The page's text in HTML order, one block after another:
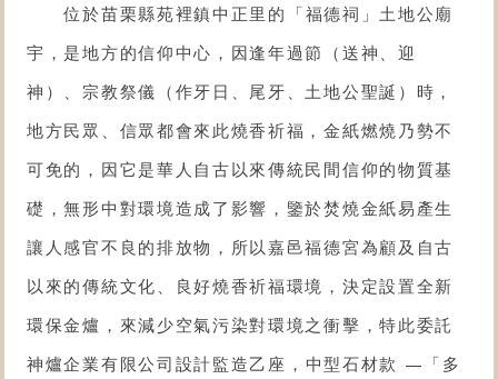
位於苗栗縣苑裡鎮中正里的「福德祠 」土地公廟
宇，是地方的信仰中心，因逢年過節（送神、迎
神）、宗教祭儀（作牙日、尾牙、土地公聖誕）時，
地方民眾、信眾都會來此燒香祈福，金紙燃燒乃勢不
可免的，因它是華人自古以來傳統民間信仰的物質基
礎，無形中對環境造成了影響，鑒於焚燒金紙易產生
讓人感官不良的排放物，所以嘉邑福德宮為顧及自古
以來的傳統文化、良好燒香祈福環境，決定設置全新
環保金爐，來減少空氣污染對環境之衝擊，特此委託
神爐企業有限公司設計監造乙座， 中型石材款 —「多